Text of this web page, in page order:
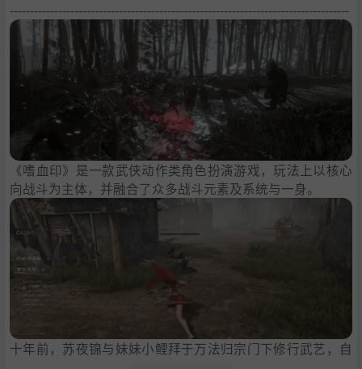
------------------------------------------------------------------------------------
《嗜血印》是一款武侠动作类角色扮演游戏，玩法上以核心
向战斗为主体，并融合了众多战斗元素及系统与一身。
十年前，苏夜锦与妹妹小鲤拜于万法归宗门下修行武艺，自